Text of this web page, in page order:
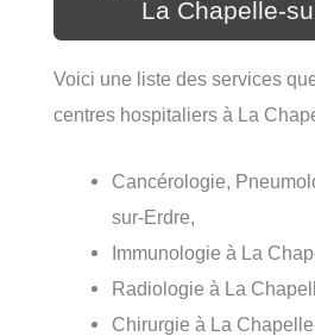
La Chapelle-
Voici une liste des services
centres hospitaliers à La
Cancérologie,
sur-Erdre,
Immunologie à La
Radiologie à La
Chirurgie à La